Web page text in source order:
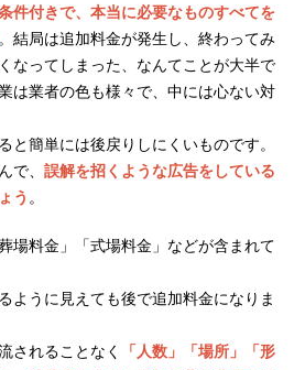
件付きで、本当に必要なものすべてを
。結局は追加料金が発生し、終わってみ
なってしまった、なんてことが大半で
は業者の色も様々で、中には心ない対
と簡単には後戻りしにくいものです。
で、 誤解を招くような広告をしている
う 。
場料金」「式場料金」などが含まれて
ように見えても後で追加料金になりま
されることなく
「人数」「場所」「形